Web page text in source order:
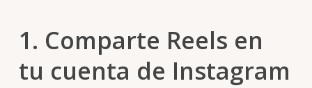
1. Comparte Reels en
tu cuenta de Instagram